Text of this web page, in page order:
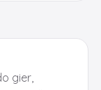
gier,